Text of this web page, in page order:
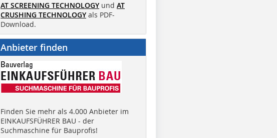
AT SCREENING TECHNOLOGY und AT
CRUSHING TECHNOLOGY als PDF-
Download.
Anbieter finden
Finden Sie mehr als 4.000 Anbieter im
EINKAUFSFÜHRER BAU - der
Suchmaschine für Bauprofis!